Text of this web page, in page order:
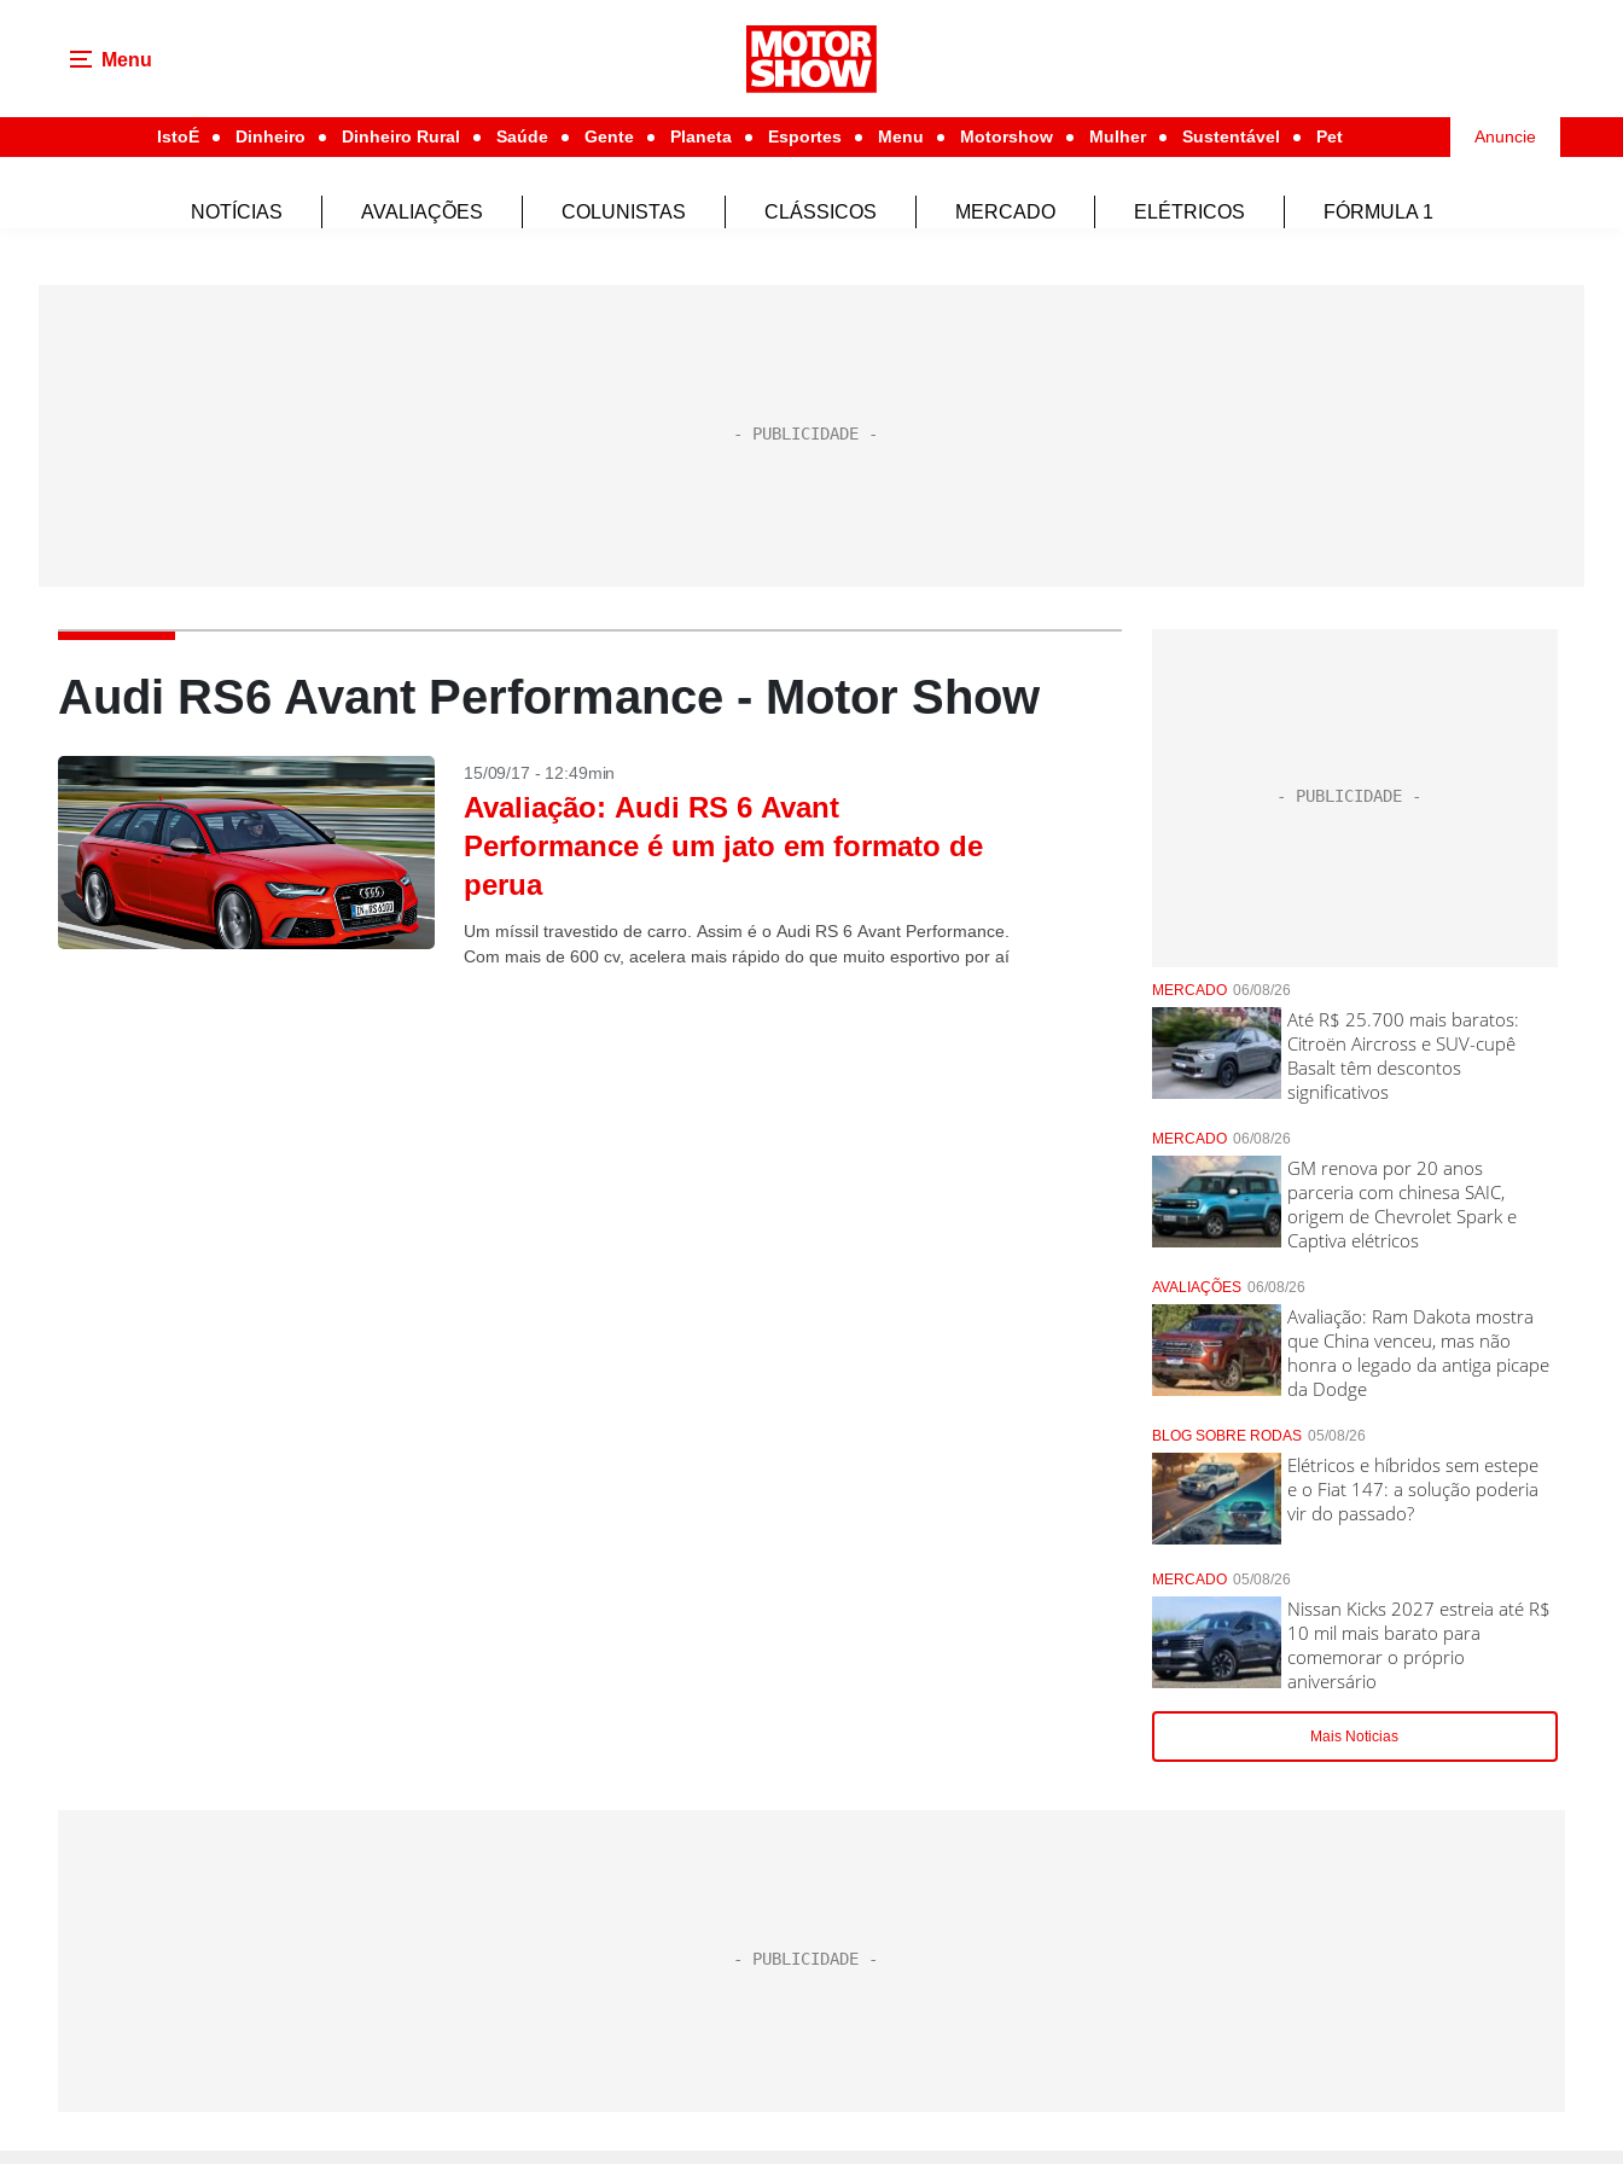
Menu
IstoÉ Dinheiro Dinheiro Rural Saúde Gente Planeta Esportes Menu Motorshow Mulher Sustentável Pet Anuncie
NOTÍCIAS AVALIAÇÕES COLUNISTAS CLÁSSICOS MERCADO ELÉTRICOS FÓRMULA 1
Audi RS6 Avant Performance - Motor Show
15/09/17 - 12:49min
Avaliação: Audi RS 6 Avant
Performance é um jato em formato de
perua
Um míssil travestido de carro. Assim é o Audi RS 6 Avant Performance.
Com mais de 600 cv, acelera mais rápido do que muito esportivo por aí
MERCADO 06/08/26
Até R$ 25.700 mais baratos:
Citroën Aircross e SUV-cupê
Basalt têm descontos
significativos
MERCADO 06/08/26
GM renova por 20 anos
parceria com chinesa SAIC,
origem de Chevrolet Spark e
Captiva elétricos
AVALIAÇÕES 06/08/26
Avaliação: Ram Dakota mostra
que China venceu, mas não
honra o legado da antiga picape
da Dodge
BLOG SOBRE RODAS 05/08/26
Elétricos e híbridos sem estepe
e o Fiat 147: a solução poderia
vir do passado?
MERCADO 05/08/26
Nissan Kicks 2027 estreia até R$
10 mil mais barato para
comemorar o próprio
aniversário
Mais Noticias